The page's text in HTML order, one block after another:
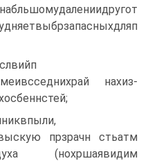
нахиз-
прзрачн стьатм
(нохршаявидим